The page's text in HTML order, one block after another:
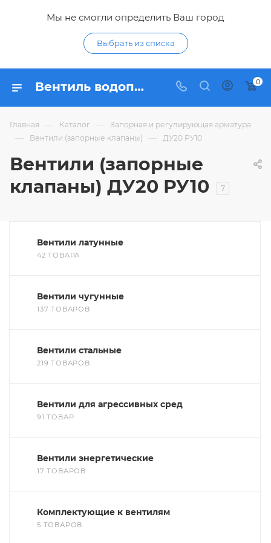
Мы не смогли определить Ваш город
Выбрать из списка
Вентиль водопроводный ДУ20 РУ10 - купить запорные клапаны DN20 PN10 по низким ценам в интернет-магазине Гидропромтехника в Курске 0
Главная — Каталог — Запорная и регулирующая арматура
— Вентили (запорные клапаны) — ДУ20 РУ10
Вентили (запорные
клапаны) ДУ20 РУ10
7
Вентили латунные
42 ТОВАРА
Вентили чугунные
137 ТОВАРОВ
Вентили стальные
219 ТОВАРОВ
Вентили для агрессивных сред
91 ТОВАР
Вентили энергетические
17 ТОВАРОВ
Комплектующие к вентилям
5 ТОВАРОВ